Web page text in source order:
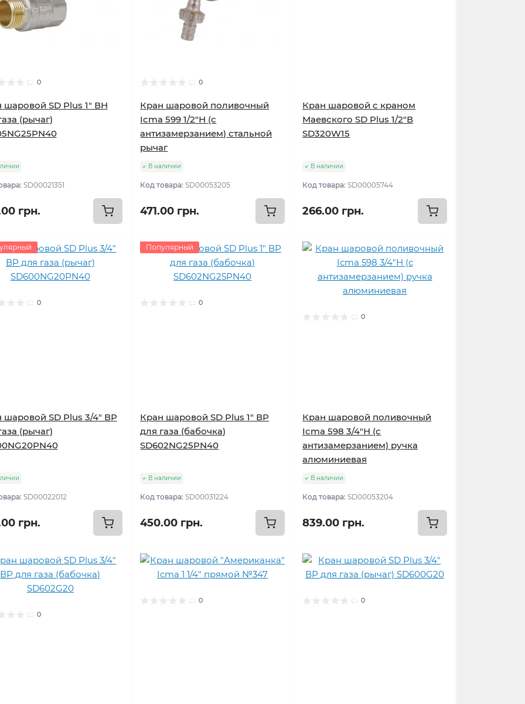
0
шаровой SD Plus 1" ВН
(рычаг)
SD00021351
грн.
0
Кран шаровой поливочный
Icma 599 1/2"Н (с
антизамерзанием) стальной
рычаг
В наличии
Код товара:SD00053205
471.00 грн.
Кран шаровой с краном
Маевского SD Plus 1/2"В
SD320W15
В наличии
Код товара:SD00005744
266.00 грн.
0
шаровой SD Plus 3/4" ВР
(рычаг)
SD00022012
грн.
Популярный
0
Кран шаровой SD Plus 1" ВР
для газа (бабочка)
SD602NG25PN40
В наличии
Код товара:SD00031224
450.00 грн.
0
Кран шаровой поливочный
Icma 598 3/4"Н (с
антизамерзанием) ручка
алюминиевая
В наличии
Код товара:SD00053204
839.00 грн.
0
0 0